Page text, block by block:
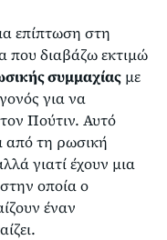
επίπτωση στη
που διαβάζω εκτιμώ
συμμαχίας με
για να
Πούτιν. Αυτό
από τη ρωσική
γιατί έχουν μια
οποία ο
έναν